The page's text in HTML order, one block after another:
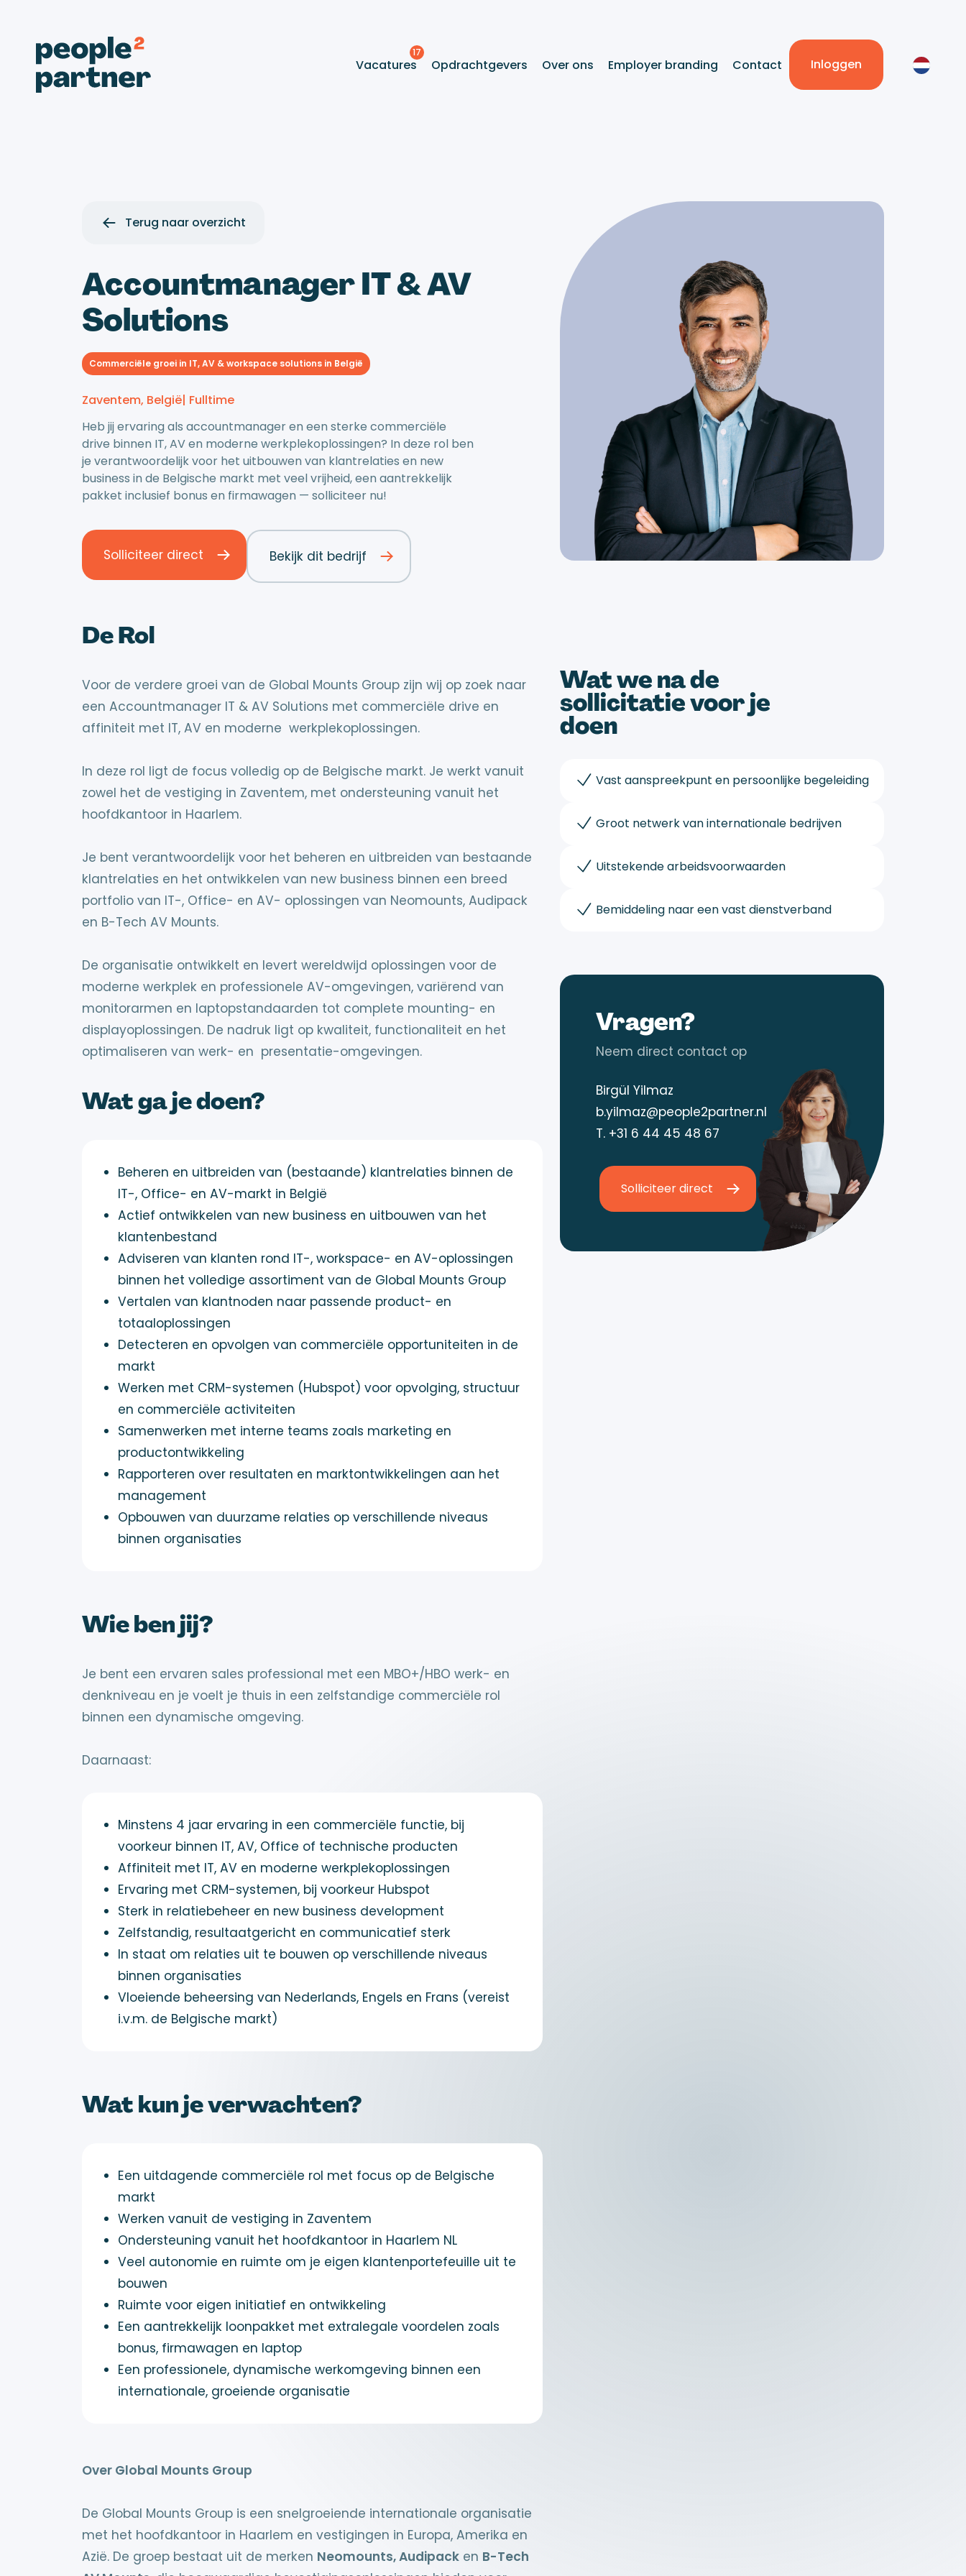
Vacatures Opdrachtgevers Over ons Employer branding Contact Inloggen
Terug naar overzicht
Accountmanager IT & AV
Solutions
Commerciële groei in IT, AV & workspace solutions in België
Zaventem, België| Fulltime
Heb jij ervaring als accountmanager en een sterke commerciële
drive binnen IT, AV en moderne werkplekoplossingen? In deze rol ben
je verantwoordelijk voor het uitbouwen van klantrelaties en new
business in de Belgische markt met veel vrijheid, een aantrekkelijk
pakket inclusief bonus en firmawagen — solliciteer nu!
Solliciteer direct Bekijk dit bedrijf
De Rol
Voor de verdere groei van de Global Mounts Group zijn wij op zoek naar
een Accountmanager IT & AV Solutions met commerciële drive en
affiniteit met IT, AV en moderne werkplekoplossingen.
In deze rol ligt de focus volledig op de Belgische markt. Je werkt vanuit
zowel het de vestiging in Zaventem, met ondersteuning vanuit het
hoofdkantoor in Haarlem.
Je bent verantwoordelijk voor het beheren en uitbreiden van bestaande
klantrelaties en het ontwikkelen van new business binnen een breed
portfolio van IT-, Office- en AV- oplossingen van Neomounts, Audipack
en B-Tech AV Mounts.
De organisatie ontwikkelt en levert wereldwijd oplossingen voor de
moderne werkplek en professionele AV-omgevingen, variërend van
monitorarmen en laptopstandaarden tot complete mounting- en
displayoplossingen. De nadruk ligt op kwaliteit, functionaliteit en het
optimaliseren van werk- en presentatie-omgevingen.
Wat ga je doen?
Beheren en uitbreiden van (bestaande) klantrelaties binnen de
IT-, Office- en AV-markt in België
Actief ontwikkelen van new business en uitbouwen van het
klantenbestand
Adviseren van klanten rond IT-, workspace- en AV-oplossingen
binnen het volledige assortiment van de Global Mounts Group
Vertalen van klantnoden naar passende product- en
totaaloplossingen
Detecteren en opvolgen van commerciële opportuniteiten in de
markt
Werken met CRM-systemen (Hubspot) voor opvolging, structuur
en commerciële activiteiten
Samenwerken met interne teams zoals marketing en
productontwikkeling
Rapporteren over resultaten en marktontwikkelingen aan het
management
Opbouwen van duurzame relaties op verschillende niveaus
binnen organisaties
Wie ben jij?
Je bent een ervaren sales professional met een MBO+/HBO werk- en
denkniveau en je voelt je thuis in een zelfstandige commerciële rol
binnen een dynamische omgeving.
Daarnaast:
Minstens 4 jaar ervaring in een commerciële functie, bij
voorkeur binnen IT, AV, Office of technische producten
Affiniteit met IT, AV en moderne werkplekoplossingen
Ervaring met CRM-systemen, bij voorkeur Hubspot
Sterk in relatiebeheer en new business development
Zelfstandig, resultaatgericht en communicatief sterk
In staat om relaties uit te bouwen op verschillende niveaus
binnen organisaties
Vloeiende beheersing van Nederlands, Engels en Frans (vereist
i.v.m. de Belgische markt)
Wat kun je verwachten?
Een uitdagende commerciële rol met focus op de Belgische
markt
Werken vanuit de vestiging in Zaventem
Ondersteuning vanuit het hoofdkantoor in Haarlem NL
Veel autonomie en ruimte om je eigen klantenportefeuille uit te
bouwen
Ruimte voor eigen initiatief en ontwikkeling
Een aantrekkelijk loonpakket met extralegale voordelen zoals
bonus, firmawagen en laptop
Een professionele, dynamische werkomgeving binnen een
internationale, groeiende organisatie
Over Global Mounts Group
De Global Mounts Group is een snelgroeiende internationale organisatie
met het hoofdkantoor in Haarlem en vestigingen in Europa, Amerika en
Azië. De groep bestaat uit de merken Neomounts, Audipack en B-Tech
Wat we na de
sollicitatie voor je
doen
Vast aanspreekpunt en persoonlijke begeleiding
Groot netwerk van internationale bedrijven
Uitstekende arbeidsvoorwaarden
Bemiddeling naar een vast dienstverband
Vragen?
Neem direct contact op
Birgül Yilmaz
b.yilmaz@people2partner.nl
T. +31 6 44 45 48 67
Solliciteer direct